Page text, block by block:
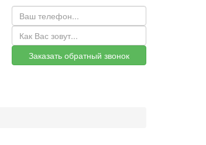
Заказать обратный звонок